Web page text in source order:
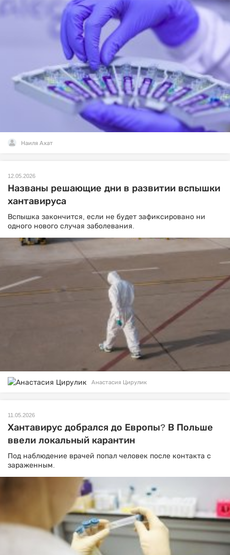
Наиля Ахат
12.05.2026
Названы решающие дни в развитии вспышки
хантавируса
Вспышка закончится, если не будет зафиксировано ни
одного нового случая заболевания.
Анастасия Цирулик
11.05.2026
Хантавирус добрался до Европы? В Польше
ввели локальный карантин
Под наблюдение врачей попал человек после контакта с
зараженным.